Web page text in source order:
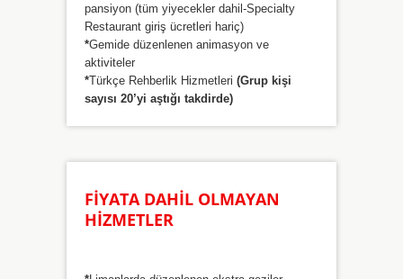
pansiyon (tüm yiyecekler dahil-Specialty
Restaurant giriş ücretleri hariç)
*Gemide düzenlenen animasyon ve
aktiviteler
*Türkçe Rehberlik Hizmetleri (Grup kişi
sayısı 20’yi aştığı takdirde)
FİYATA DAHİL OLMAYAN
HİZMETLER